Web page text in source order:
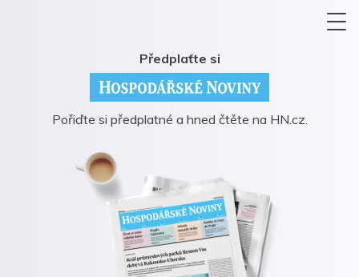
Předplaťte si
Pořiďte si předplatné a hned čtěte na HN.cz.